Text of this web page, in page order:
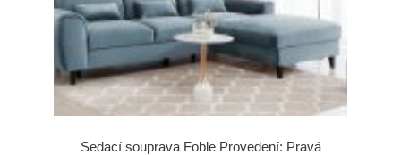
Sedací souprava Foble Provedení: Pravá